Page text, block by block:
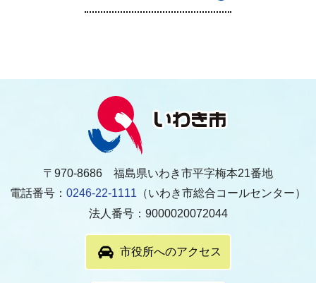
〒970-8686 福島県いわき市平字梅本21番地
電話番号： 0246-22-1111 （いわき市総合コールセンター）
法人番号：9000020072044
市役所へのアクセス